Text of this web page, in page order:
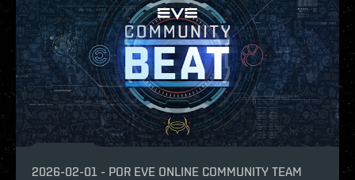
2026-02-01 - POR EVE ONLINE COMMUNITY TEAM